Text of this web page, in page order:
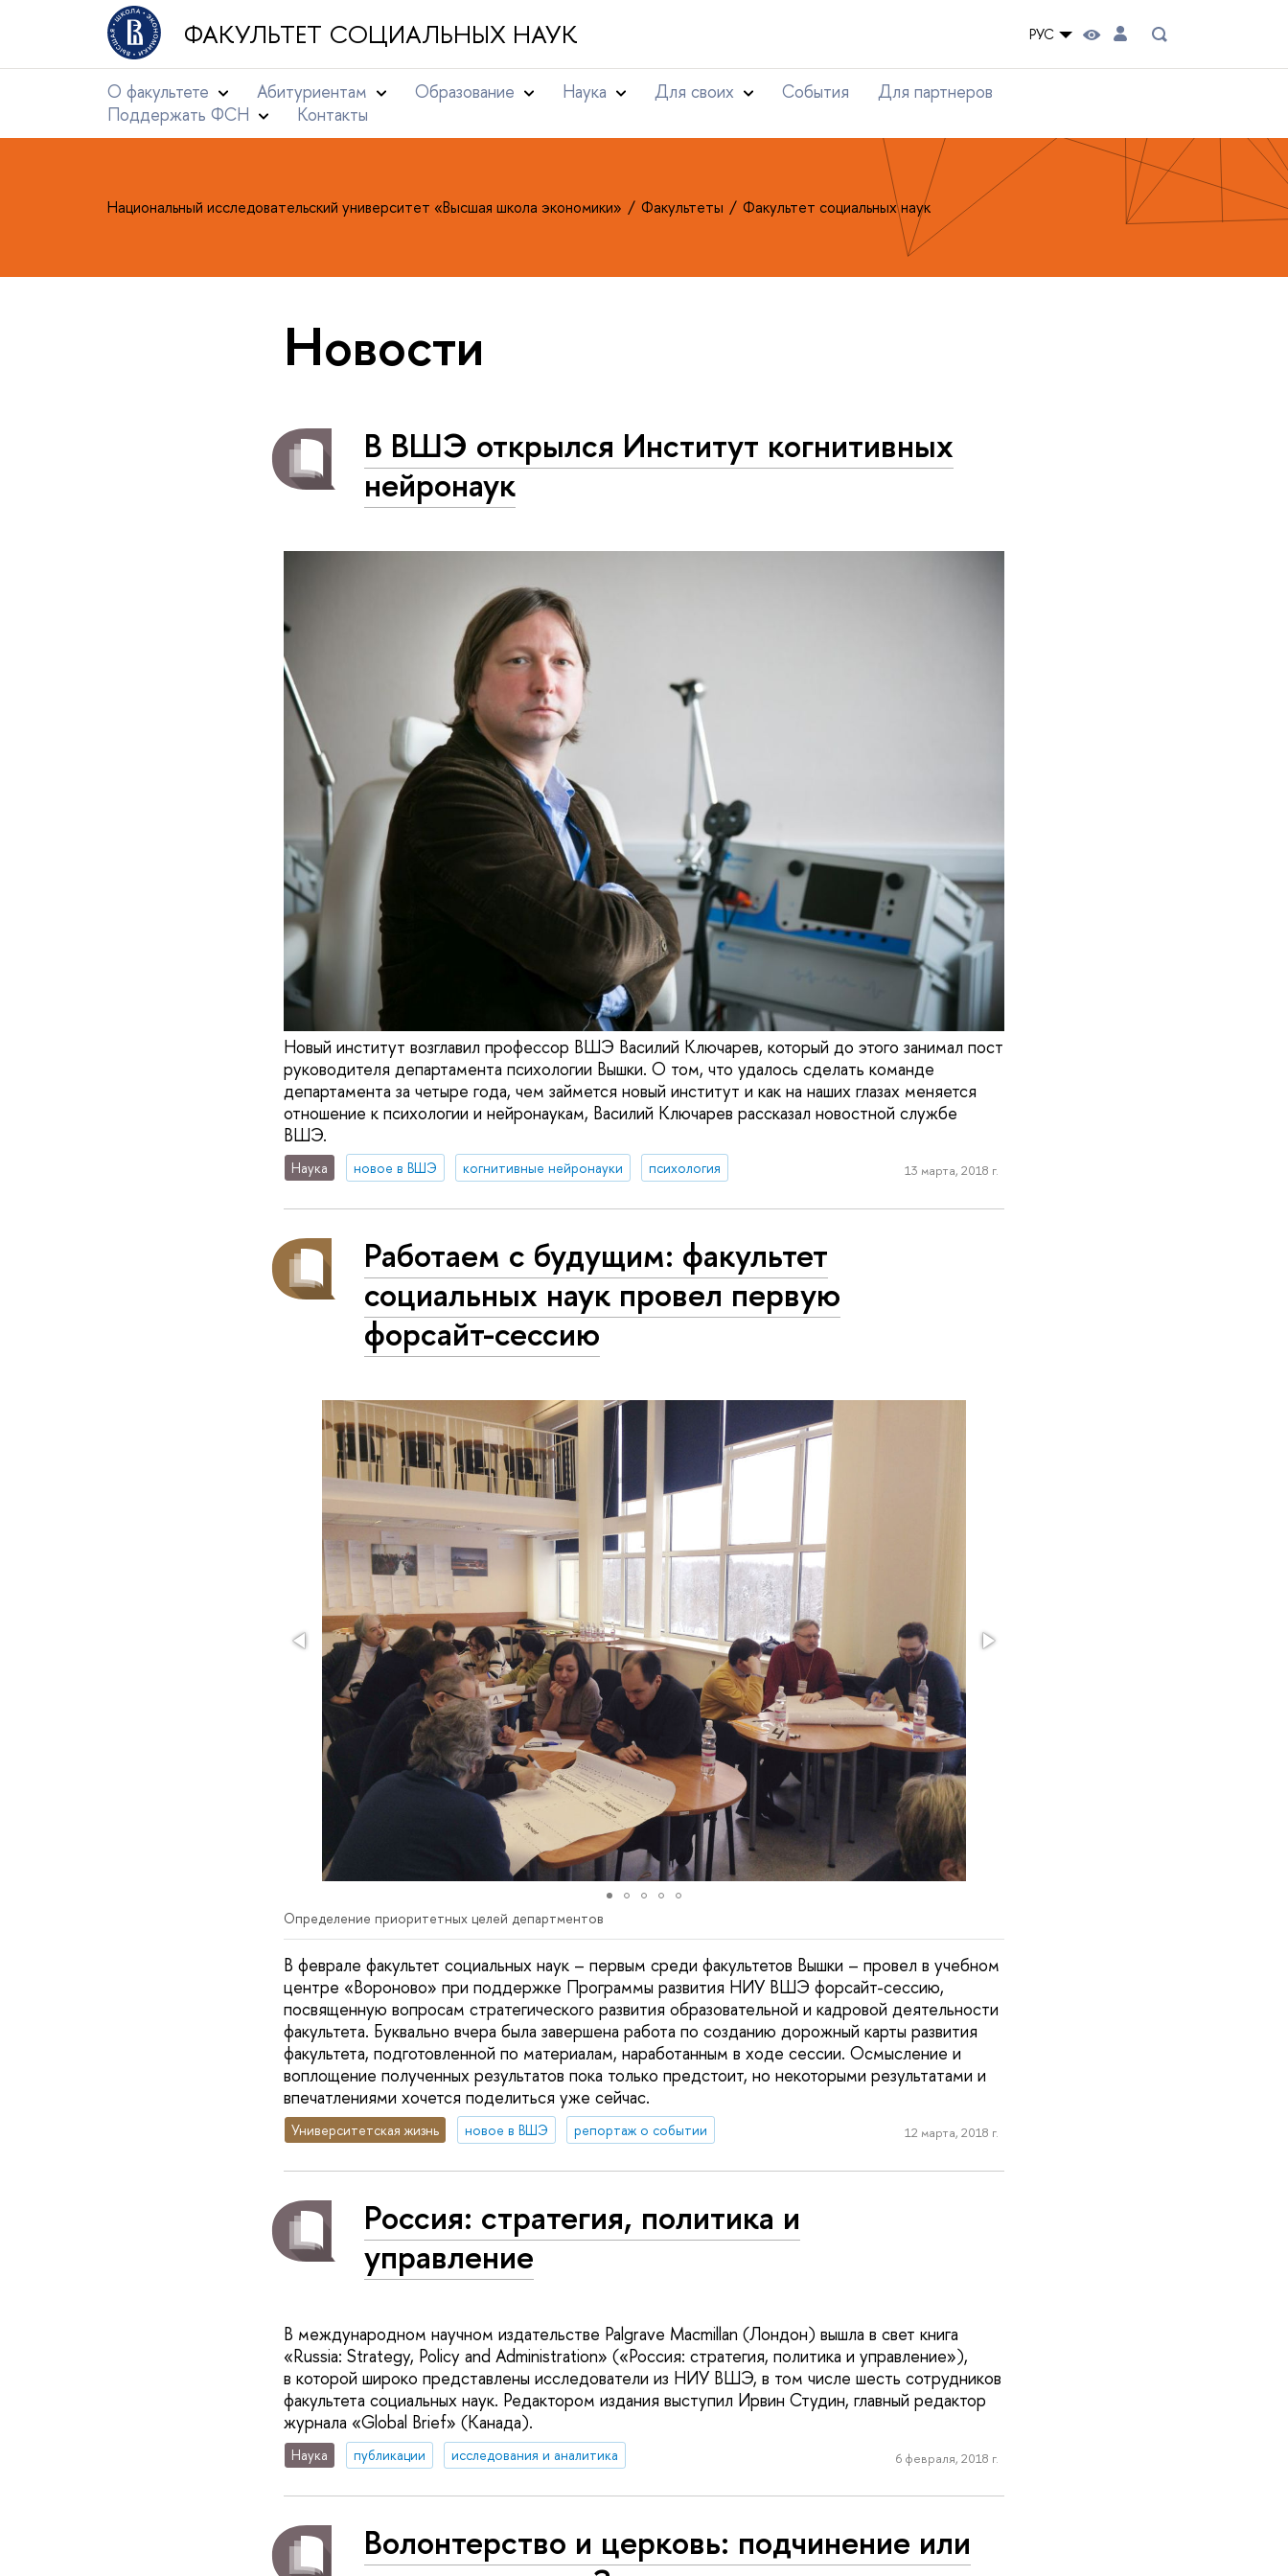
ФАКУЛЬТЕТ СОЦИАЛЬНЫХ НАУК РУС
О факультете Абитуриентам Образование Наука Для своих События
Для партнеров
Поддержать ФСН
Контакты
Национальный исследовательский университет «Высшая школа экономики» Факультеты Факультет социальных наук
Новости
В ВШЭ открылся Институт когнитивных
нейронаук
Новый институт возглавил профессор ВШЭ Василий Ключарев, который до этого занимал пост
руководителя департамента психологии Вышки. О том, что удалось сделать команде
департамента за четыре года, чем займется новый институт и как на наших глазах меняется
отношение к психологии и нейронаукам, Василий Ключарев рассказал новостной службе
ВШЭ.
Наука новое в ВШЭ когнитивные нейронауки психология 13 марта, 2018 г.
Работаем с будущим: факультет
социальных наук провел первую
форсайт-сессию
Определение приоритетных целей департментов
В феврале факультет социальных наук – первым среди факультетов Вышки – провел в учебном
центре «Вороново» при поддержке Программы развития НИУ ВШЭ форсайт-сессию,
посвященную вопросам стратегического развития образовательной и кадровой деятельности
факультета. Буквально вчера была завершена работа по созданию дорожный карты развития
факультета, подготовленной по материалам, наработанным в ходе сессии. Осмысление и
воплощение полученных результатов пока только предстоит, но некоторыми результатами и
впечатлениями хочется поделиться уже сейчас.
Университетская жизнь новое в ВШЭ репортаж о событии 12 марта, 2018 г.
Россия: стратегия, политика и
управление
В международном научном издательстве Palgrave Macmillan (Лондон) вышла в свет книга
«Russia: Strategy, Policy and Administration» («Россия: стратегия, политика и управление»),
в которой широко представлены исследователи из НИУ ВШЭ, в том числе шесть сотрудников
факультета социальных наук. Редактором издания выступил Ирвин Студин, главный редактор
журнала «Global Brief» (Канада).
Наука публикации исследования и аналитика 6 февраля, 2018 г.
Волонтерство и церковь: подчинение или